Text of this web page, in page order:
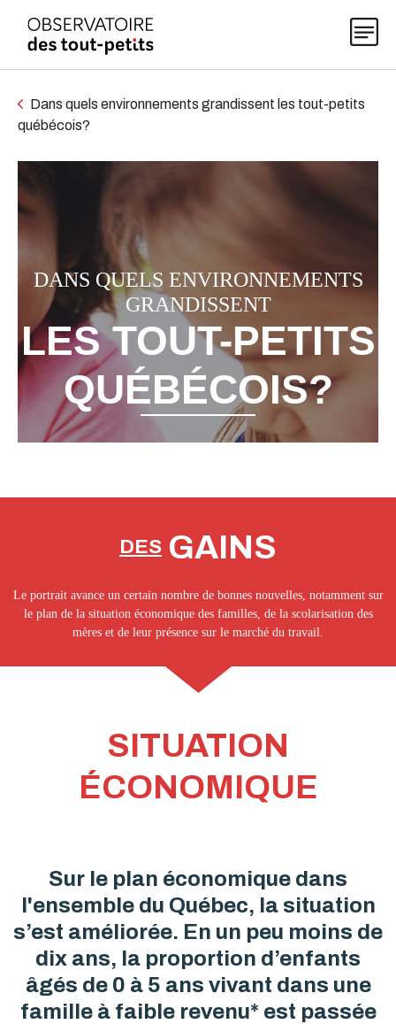
Thématiques
Publications
Actualités
À propos
Dans quels environnements grandissent les tout-petits
québécois?
DANS QUELS ENVIRONNEMENTS
GRANDISSENT
LES TOUT-PETITS
QUÉBÉCOIS?
DES GAINS
Le portrait avance un certain nombre de bonnes nouvelles, notamment sur
le plan de la situation économique des familles, de la scolarisation des
mères et de leur présence sur le marché du travail.
SITUATION
ÉCONOMIQUE
Sur le plan économique dans
l'ensemble du Québec, la situation
s’est améliorée. En un peu moins de
dix ans, la proportion d’enfants
âgés de 0 à 5 ans vivant dans une
famille à faible revenu* est passée